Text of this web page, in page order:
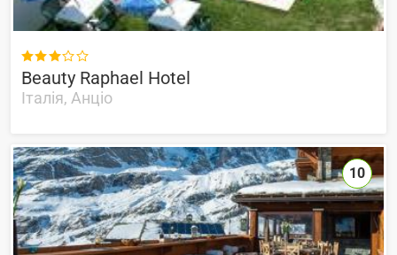

Beauty Raphael Hotel
Італія, Анціо
10